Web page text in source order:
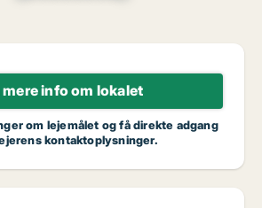
mere info om lokalet
om lejemålet og få direkte adgang
kontaktoplysninger.